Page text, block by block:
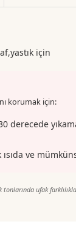
için
korumak için:
derecede
ve
tonlarında ufak